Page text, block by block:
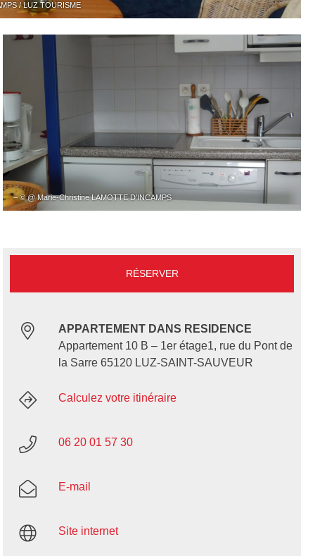
/ LUZ TOURISME
– © @ Marie-Christine LAMOTTE D’INCAMPS
RÉSERVER
APPARTEMENT DANS RESIDENCE
Appartement 10 B – 1er étage1, rue du Pont de
la Sarre 65120 LUZ-SAINT-SAUVEUR
Calculez votre itinéraire
06 20 01 57 30
E-mail
Site internet